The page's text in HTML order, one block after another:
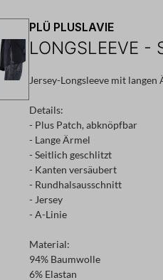
PLÜ PLUSLAVIE
LONGSLEEVE -
Jersey-Longsleeve mit
Details:
- Plus Patch, abknöpfbar
- Lange Ärmel
- Seitlich geschlitzt
- Kanten versäubert
- Rundhalsausschnitt
- Jersey
- A-Linie
Material:
94% Baumwolle
6% Elastan